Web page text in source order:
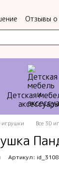
Отзывы о
Детская
игрушки Все 3D
Артикул: id_3108